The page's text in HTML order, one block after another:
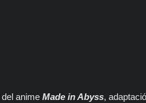
anime Made in Abyss,